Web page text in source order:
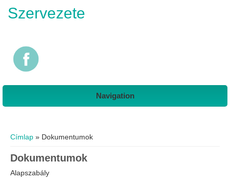
Szervezete
Navigation
Címlap » Dokumentumok
Dokumentumok
Alapszabály